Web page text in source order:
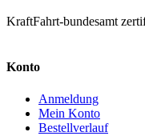
KraftFahrt-bundesamt
Konto
Anmeldung
Mein Konto
Bestellverlauf